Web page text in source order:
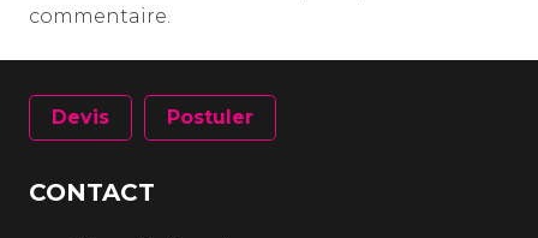
commentaire.
Devis Postuler
CONTACT